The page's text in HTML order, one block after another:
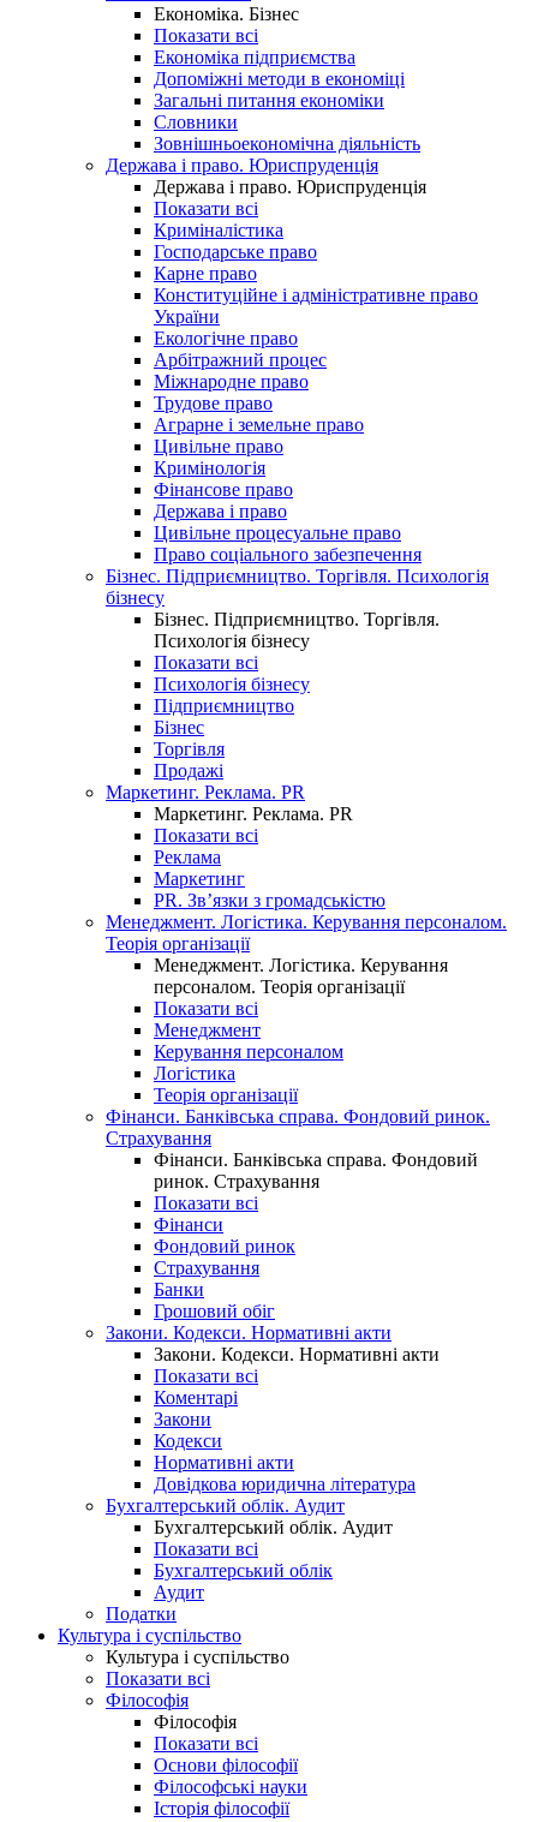
Економіка. Бізнес
Показати всі
Економіка підприємства
Допоміжні методи в економіці
Загальні питання економіки
Словники
Зовнішньоекономічна діяльність
Держава і право. Юриспруденція
Держава і право. Юриспруденція
Показати всі
Криміналістика
Господарське право
Карне право
Конституційне і адміністративне право
України
Екологічне право
Арбітражний процес
Міжнародне право
Трудове право
Аграрне і земельне право
Цивільне право
Кримінологія
Фінансове право
Держава і право
Цивільне процесуальне право
Право соціального забезпечення
Бізнес. Підприємництво. Торгівля. Психологія
бізнесу
Бізнес. Підприємництво. Торгівля.
Психологія бізнесу
Показати всі
Психологія бізнесу
Підприємництво
Бізнес
Торгівля
Продажі
Маркетинг. Реклама. PR
Маркетинг. Реклама. PR
Показати всі
Реклама
Маркетинг
PR. Зв’язки з громадськістю
Менеджмент. Логістика. Керування персоналом.
Теорія організації
Менеджмент. Логістика. Керування
персоналом. Теорія організації
Показати всі
Менеджмент
Керування персоналом
Логістика
Теорія організації
Фінанси. Банківська справа. Фондовий ринок.
Страхування
Фінанси. Банківська справа. Фондовий
ринок. Страхування
Показати всі
Фінанси
Фондовий ринок
Страхування
Банки
Грошовий обіг
Закони. Кодекси. Нормативні акти
Закони. Кодекси. Нормативні акти
Показати всі
Коментарі
Закони
Кодекси
Нормативні акти
Довідкова юридична література
Бухгалтерський облік. Аудит
Бухгалтерський облік. Аудит
Показати всі
Бухгалтерський облік
Аудит
Податки
Культура і суспільство
Культура і суспільство
Показати всі
Філософія
Філософія
Показати всі
Основи філософії
Філософські науки
Історія філософії